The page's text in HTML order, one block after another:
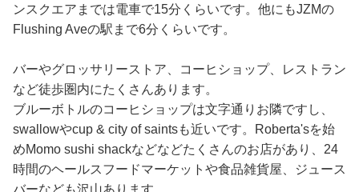
ンスクエアまでは電車で15分くらいです。他にもJZMの
Flushing Aveの駅まで6分くらいです。
バーやグロッサリーストア、コーヒショップ、レストラン
など徒歩圏内にたくさんあります。
ブルーボトルのコーヒショップは文字通りお隣ですし、
swallowやcup & city of saintsも近いです。Roberta'sを始
めMomo sushi shackなどなどたくさんのお店があり、24
時間のヘールスフードマーケットや食品雑貨屋、ジュース
バーなども沢山あります。